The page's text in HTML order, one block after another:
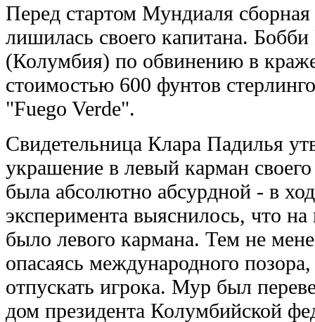
Перед стартом Мундиаля
лишилась своего капитана.
(Колумбия) по обвинению в
стоимостью 600 фунтов
"Fuego Verde".
Свидетельница Клара Падилья
украшение в левый карман
была абсолютно абсурдной - в
эксперимента выяснилось, что
было левого кармана. Тем не
опасаясь международного
отпускать игрока. Мур был
дом президента Колумбийской